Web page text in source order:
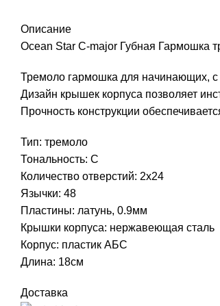
Описание
Ocean Star С-major Губная Гармошка
Тремоло гармошка для начинающих,
Дизайн крышек корпуса позволяет
Прочность конструкции
Тип: тремоло
Тональность: С
Количество отверстий: 2х24
Язычки: 48
Пластины: латунь, 0.9мм
Крышки корпуса: нержавеющая сталь
Корпус: пластик АБС
Длина: 18см
Доставка